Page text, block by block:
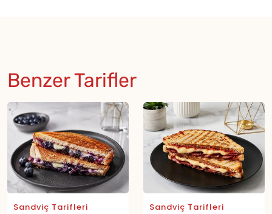
Benzer Tarifler
Sandviç Tarifleri
Sandviç Tarifleri